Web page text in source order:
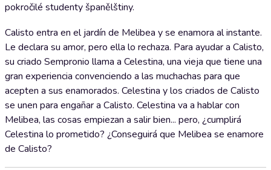
pokročilé studenty španělštiny.
Calisto entra en el jardín de Melibea y se enamora al instante.
Le declara su amor, pero ella lo rechaza. Para ayudar a Calisto,
su criado Sempronio llama a Celestina, una vieja que tiene una
gran experiencia convenciendo a las muchachas para que
acepten a sus enamorados. Celestina y los criados de Calisto
se unen para engañar a Calisto. Celestina va a hablar con
Melibea, las cosas empiezan a salir bien... pero, ¿cumplirá
Celestina lo prometido? ¿Conseguirá que Melibea se enamore
de Calisto?